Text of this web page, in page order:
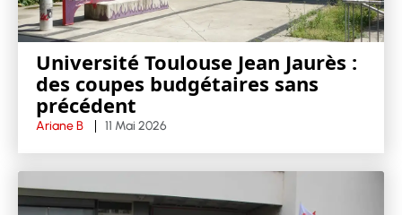
Université Toulouse Jean Jaurès :
des coupes budgétaires sans
précédent
Ariane B 11 Mai 2026